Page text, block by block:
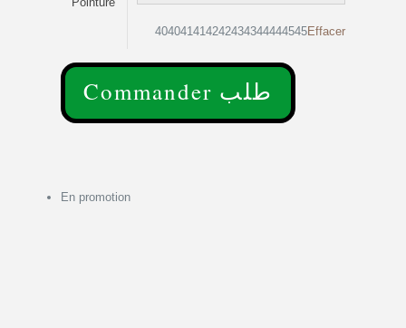
404041414242434344444545Effacer
Commander طلب
En promotion